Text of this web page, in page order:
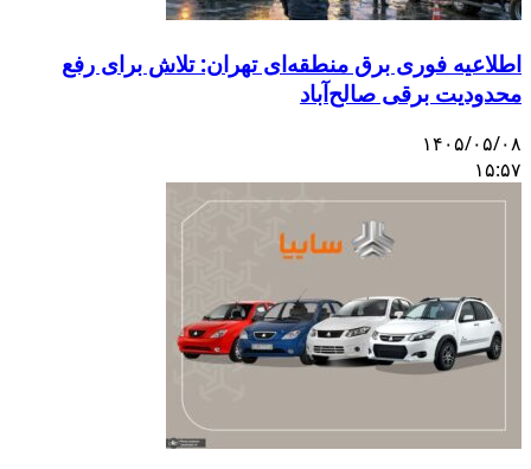
اطلاعیه فوری برق منطقه‌ای تهران: تلاش برای رفع
محدودیت برقی صالح‌آباد
۱۴۰۵/۰۵/۰۸
۱۵:۵۷